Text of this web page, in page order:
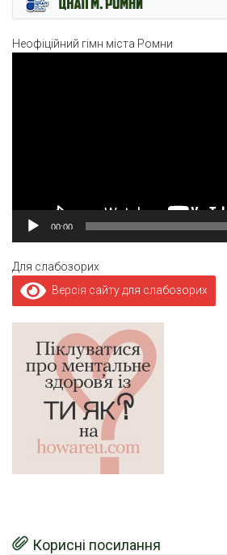
Неофіційний гімн міста Ромни
00:00
Для слабозорих
Версія сайту для слабозорих
Корисні посилання